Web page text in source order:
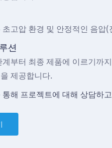
초고압 환경 및 안정적인 음압
션
계부터 최종 제품에 이르기까
제공합니다.
통해 프로젝트에 대해 상담하